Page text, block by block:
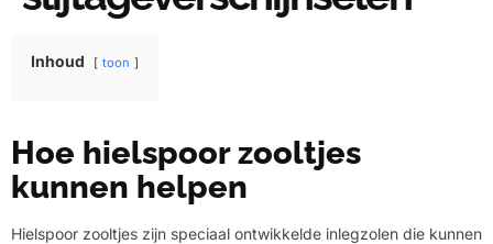
Inhoud toon
Hoe hielspoor zooltjes
kunnen helpen
Hielspoor zooltjes zijn speciaal ontwikkelde inlegzolen die kunnen